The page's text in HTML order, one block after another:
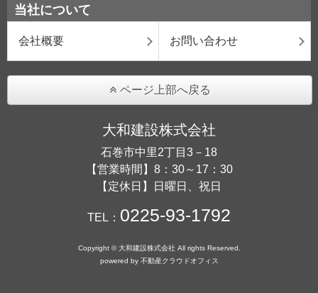
当社について
会社概要 お問い合わせ
ページ上部へ戻る
大和建設株式会社
石巻市中里2丁目3－18
【営業時間】8：30～17：30
【定休日】日曜日、祝日
TEL： 0225-93-1792
Copyright © 大和建設株式会社 All rights Reserved.
powered by 不動産クラウドオフィス